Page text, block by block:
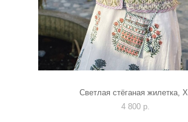
Светлая стёганая жилетка, XL
4 800 p.